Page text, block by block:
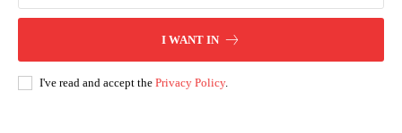
I WANT IN
I've read and accept the Privacy Policy.